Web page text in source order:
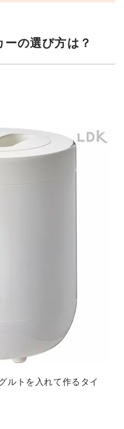
の選び方は？
ルトを入れて作るタイ